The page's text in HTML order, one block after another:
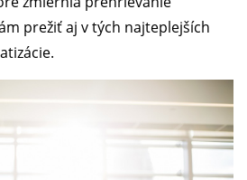
prežiť aj v tých najteplejších